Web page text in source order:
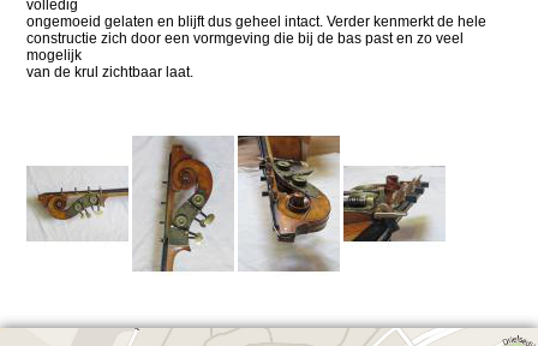
volledig
ongemoeid gelaten en blijft dus geheel intact. Verder kenmerkt de hele
constructie zich door een vormgeving die bij de bas past en zo veel
mogelijk
van de krul zichtbaar laat.